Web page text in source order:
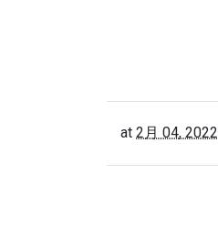
at 2月 04, 2022